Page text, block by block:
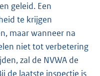
geleid. Een
te krijgen
maar wanneer na
niet tot verbetering
zal de NVWA de
de laatste inspectie is